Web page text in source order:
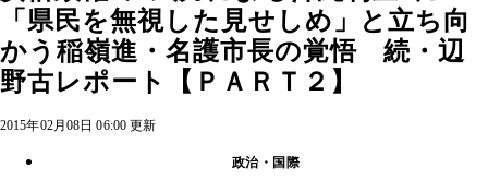
「県民を無視した見せしめ」と立ち向
かう稲嶺進・名護市長の覚悟 続・辺
野古レポート【ＰＡＲＴ２】
2015年02月08日 06:00 更新
政治・国際